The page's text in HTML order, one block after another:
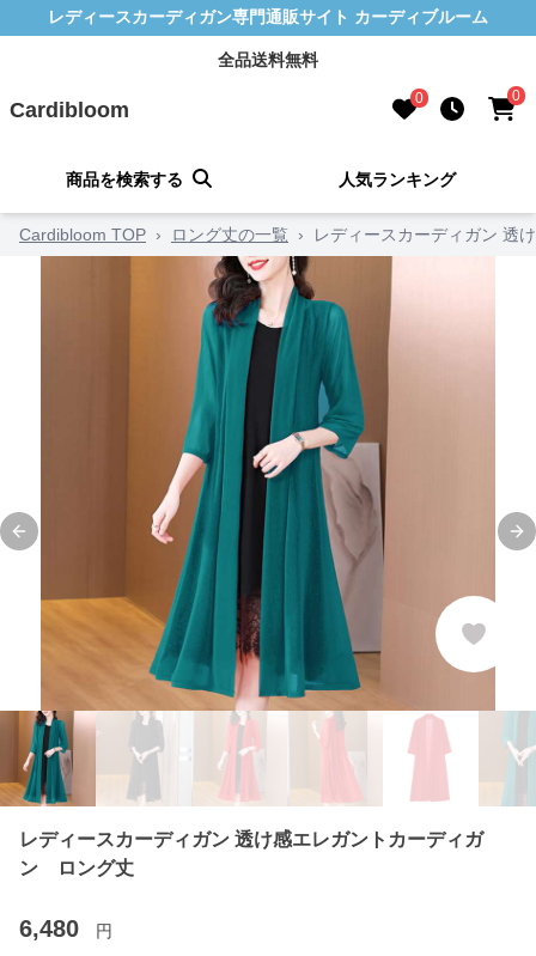
レディースカーディガン専門通販サイト カーディブルーム
全品送料無料
Cardibloom 0 0
商品を検索する 人気ランキング
Cardibloom TOP › ロング丈の一覧 › レディースカーディガン 透
Previous slide
レディースカーディガン 透け感エレガントカーディガ
ン ロング丈
6,480 円